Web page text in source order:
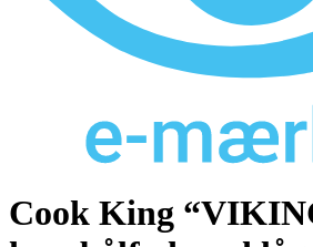
Cook King